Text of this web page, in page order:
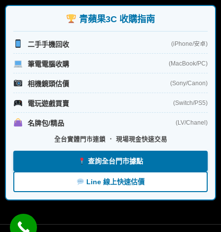
字:
青蘋果3C 收購指南
二手手機回收 (iPhone/安卓)
筆電電腦收購 (MacBook/PC)
相機鏡頭估價 (Sony/Canon)
電玩遊戲買賣 (Switch/PS5)
名牌包/精品 (LV/Chanel)
全台實體門市連鎖 ． 現場現金快速交易
查詢全台門市據點
Line 線上快速估價